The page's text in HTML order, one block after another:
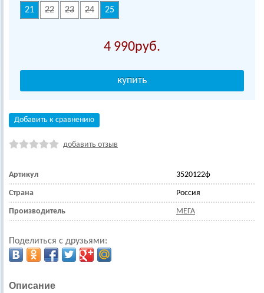
21 22 23 24 25
4 990
Добавить к сравнению
добавить отзыв
Артикул 3520122ф
Страна Россия
Производитель МЕГА
Поделиться с друзьями:
Описание